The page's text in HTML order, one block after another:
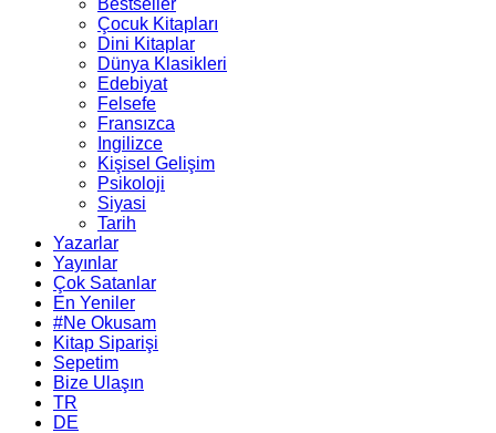
Çocuk Kitapları
Dini Kitaplar
Dünya Klasikleri
Edebiyat
Felsefe
Fransızca
Ingilizce
Kişisel Gelişim
Psikoloji
Siyasi
Tarih
Yazarlar
Yayınlar
Çok Satanlar
En Yeniler
#Ne Okusam
Kitap Siparişi
Sepetim
Bize Ulaşın
TR
DE